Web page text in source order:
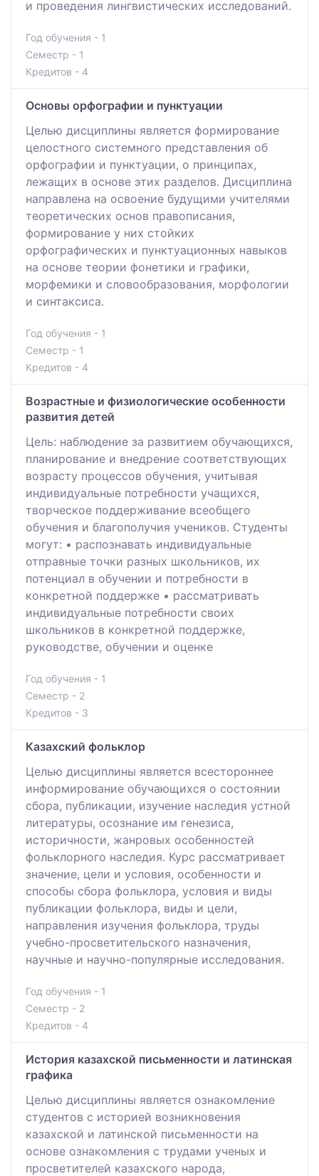
и проведения лингвистических исследований.
Год обучения - 1
Семестр - 1
Кредитов - 4
Основы орфографии и пунктуации
Целью дисциплины является формирование
целостного системного представления об
орфографии и пунктуации, о принципах,
лежащих в основе этих разделов. Дисциплина
направлена на освоение будущими учителями
теоретических основ правописания,
формирование у них стойких
орфографических и пунктуационных навыков
на основе теории фонетики и графики,
морфемики и словообразования, морфологии
и синтаксиса.
Год обучения - 1
Семестр - 1
Кредитов - 4
Возрастные и физиологические особенности
развития детей
Цель: наблюдение за развитием обучающихся,
планирование и внедрение соответствующих
возрасту процессов обучения, учитывая
индивидуальные потребности учащихся,
творческое поддерживание всеобщего
обучения и благополучия учеников. Студенты
могут: • распознавать индивидуальные
отправные точки разных школьников, их
потенциал в обучении и потребности в
конкретной поддержке • рассматривать
индивидуальные потребности своих
школьников в конкретной поддержке,
руководстве, обучении и оценке
Год обучения - 1
Семестр - 2
Кредитов - 3
Казахский фольклор
Целью дисциплины является всестороннее
информирование обучающихся о состоянии
сбора, публикации, изучение наследия устной
литературы, осознание им генезиса,
историчности, жанровых особенностей
фольклорного наследия. Курс рассматривает
значение, цели и условия, особенности и
способы сбора фольклора, условия и виды
публикации фольклора, виды и цели,
направления изучения фольклора, труды
учебно-просветительского назначения,
научные и научно-популярные исследования.
Год обучения - 1
Семестр - 2
Кредитов - 4
История казахской письменности и латинская
графика
Целью дисциплины является ознакомление
студентов с историей возникновения
казахской и латинской письменности на
основе ознакомления с трудами ученых и
просветителей казахского народа,